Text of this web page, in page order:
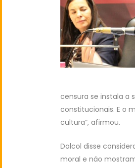
censura se instala a
constitucionais. E o
cultura”, afirmou.
Dalcol disse
moral e não